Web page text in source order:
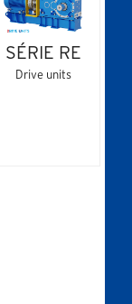
SÉRIE RE
Drive units